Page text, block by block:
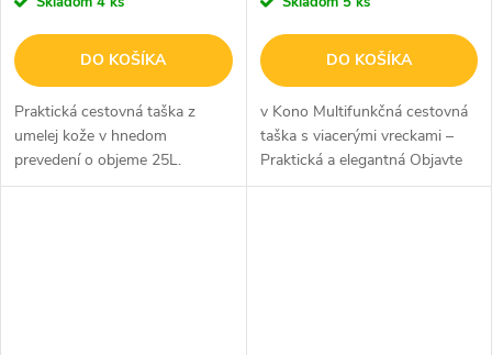
DO KOŠÍKA
Praktická cestovná taška z
umelej kože v hnedom
prevedení o objeme 25L.
DO KOŠÍKA
v Kono Multifunkčná cestovná
taška s viacerými vreckami –
Praktická a elegantná Objavte
čaro organizácie s touto